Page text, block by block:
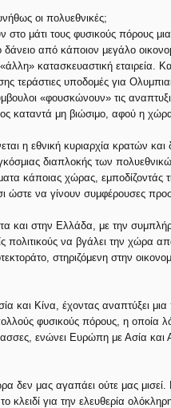
οι πολυεθνικές;
στο μάτι τους φυσικούς πόρους
δάνειο από κάποιον μεγάλο
κατασκευαστική εταιρεία.
τεράστιες υποδομές για
«φουσκώνουν» τις
καταντά μη βιώσιμο, αφού η
η εθνική κυριαρχία κρατών
διαπλοκής των
κάποιας χώρας, εμποδίζοντάς
ώστε να γίνουν συμφέρουσες
και στην Ελλάδα, με την
πολιτικούς να βγάλει την χώρα
στηριζόμενη στην
Κίνα, έχοντας αναπτύξει μια
φυσικούς πόρους, η οποία
ενώνει Ευρώπη με Ασία και
δεν μας αγαπάει ούτε μας
κλειδί για την ελευθερία